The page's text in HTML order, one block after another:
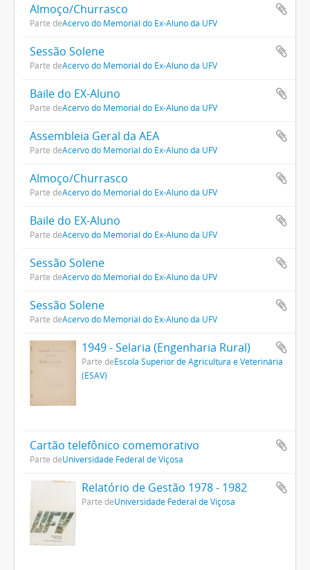
Almoço/Churrasco
Parte deAcervo do Memorial do Ex-Aluno da UFV
Sessão Solene
Parte deAcervo do Memorial do Ex-Aluno da UFV
Baile do EX-Aluno
Parte deAcervo do Memorial do Ex-Aluno da UFV
Assembleia Geral da AEA
Parte deAcervo do Memorial do Ex-Aluno da UFV
Almoço/Churrasco
Parte deAcervo do Memorial do Ex-Aluno da UFV
Baile do EX-Aluno
Parte deAcervo do Memorial do Ex-Aluno da UFV
Sessão Solene
Parte deAcervo do Memorial do Ex-Aluno da UFV
Sessão Solene
Parte deAcervo do Memorial do Ex-Aluno da UFV
1949 - Selaria (Engenharia Rural)
Parte deEscola Superior de Agricultura e Veterinária
(ESAV)
Cartão telefônico comemorativo
Parte deUniversidade Federal de Viçosa
Relatório de Gestão 1978 - 1982
Parte deUniversidade Federal de Viçosa